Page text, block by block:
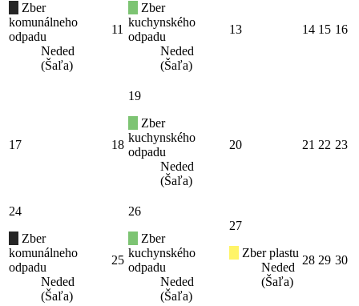
Zber
komunálneho
odpadu
Neded
(Šaľa)
11
Zber
kuchynského
odpadu
Neded
(Šaľa)
13 14 15 16
17 18
19
Zber
kuchynského
odpadu
Neded
(Šaľa)
20 21 22 23
24
Zber
komunálneho
odpadu
Neded
(Šaľa)
25
26
Zber
kuchynského
odpadu
Neded
(Šaľa)
27
Zber plastu
Neded
(Šaľa)
28 29 30